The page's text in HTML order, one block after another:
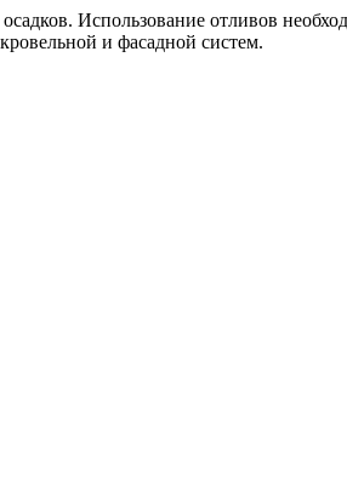
Использование отливов
и фасадной систем.